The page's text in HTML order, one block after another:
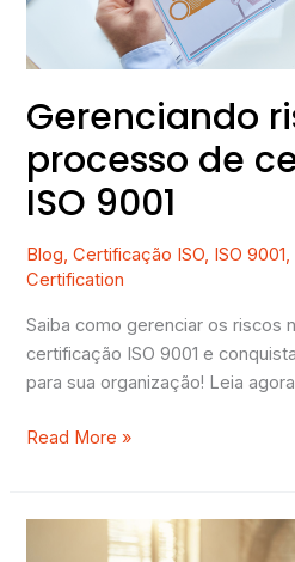
Gerenciando
processo de
ISO 9001
Blog,Certificação ISO, ISO 9001,
Certification
Saiba como gerenciar os riscos
certificação ISO 9001 e
para sua organização! Leia
9001
Read More »